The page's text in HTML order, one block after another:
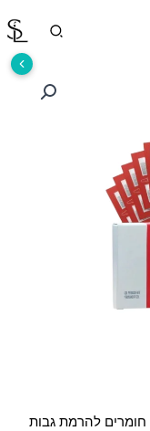
חיפוש
חומרים להרמת גבות